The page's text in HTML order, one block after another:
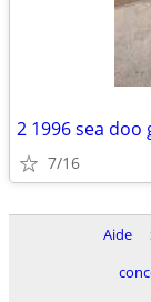
2 1996 sea
7/16
Aide